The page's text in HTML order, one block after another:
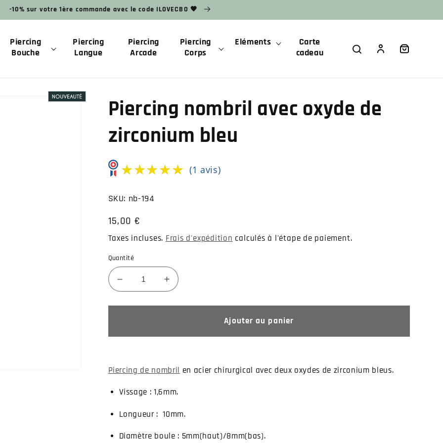
-10% sur votre 1ère commande avec le code ILOVECBO 🧡
Piercing
Bouche
Piercing
Langue
Piercing
Arcade
Piercing
Corps
Eléments
Carte
cadeau
ConnexionPanier
Piercing nombril avec oxyde de
zirconium bleu
★★★★★
★★★★★ (1 avis)
SKU: nb-194
Prix
habituel
15,00 €
Taxes incluses. Frais d'expédition calculés à l'étape de paiement.
Quantité
Réduire
la
quantité
de
zirconium
bleu
Augmenter
la
quantité
de
bleu
Ajouter au panier
Piercing de nombril en acier chirurgical avec deux oxydes de zirconium bleus.
Vissage : 1,6mm.
Longueur : 10mm.
Diamètre boule : 5mm(haut)/8mm(bas).